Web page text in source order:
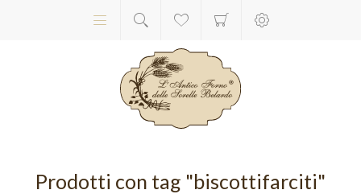
Prodotti con tag "biscottifarciti"